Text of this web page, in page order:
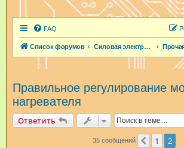
FAQ
Список форумов Силовая электроника
Правильное регулирование
нагревателя
Ответить
35 сообщений Пред.
1 2